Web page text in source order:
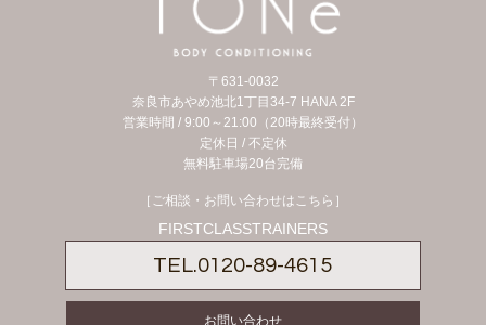
〒631-0032
奈良市あやめ池北1丁目34-7 HANA 2F
営業時間 / 9:00～21:00（20時最終受付）
定休日 / 不定休
無料駐車場20台完備
［ご相談・お問い合わせはこちら］
FIRSTCLASSTRAINERS
TEL.0120-89-4615
お問い合わせ